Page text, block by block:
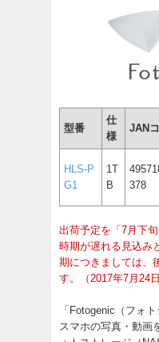
型番
仕
様
JAN
HLS-P
G1
1T
B
378
出荷予定を「7月下
時期が遅れる見込み
期につきましては、
す。（2017年7月24日
「Fotogenic（フォ
スマホの写真・動画